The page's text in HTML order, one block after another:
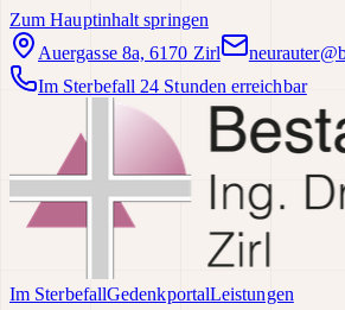
Zum Hauptinhalt springen
Auergasse 8a, 6170 Zirl
Im Sterbefall 24 Stunden erreichbar
Im SterbefallGedenkportalLeistungen